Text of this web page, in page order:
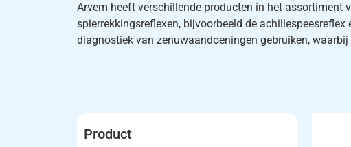
Arvem heeft verschillende producten in het assortiment
spierrekkingsreflexen, bijvoorbeeld de
diagnostiek van zenuwaandoeningen gebruiken,
Product